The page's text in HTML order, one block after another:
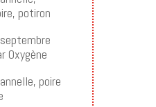
potiron
Oxygène
poire